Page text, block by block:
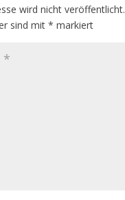
wird nicht veröffentlicht.
sind mit * markiert